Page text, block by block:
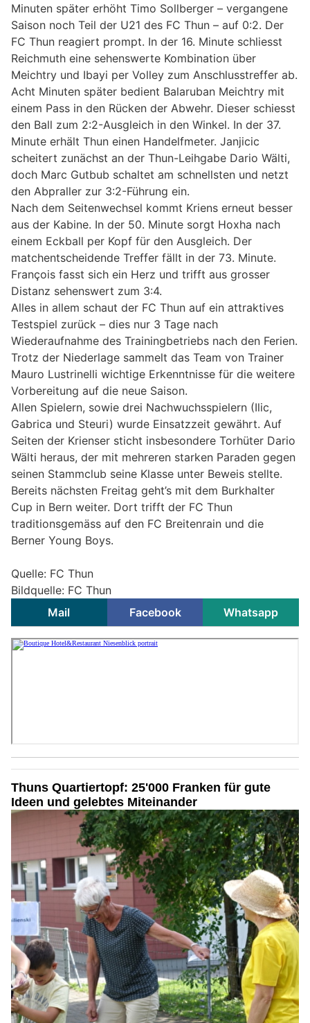
Minuten später erhöht Timo Sollberger – vergangene
Saison noch Teil der U21 des FC Thun – auf 0:2. Der
FC Thun reagiert prompt. In der 16. Minute schliesst
Reichmuth eine sehenswerte Kombination über
Meichtry und Ibayi per Volley zum Anschlusstreffer ab.
Acht Minuten später bedient Balaruban Meichtry mit
einem Pass in den Rücken der Abwehr. Dieser schiesst
den Ball zum 2:2-Ausgleich in den Winkel. In der 37.
Minute erhält Thun einen Handelfmeter. Janjicic
scheitert zunächst an der Thun-Leihgabe Dario Wälti,
doch Marc Gutbub schaltet am schnellsten und netzt
den Abpraller zur 3:2-Führung ein.
Nach dem Seitenwechsel kommt Kriens erneut besser
aus der Kabine. In der 50. Minute sorgt Hoxha nach
einem Eckball per Kopf für den Ausgleich. Der
matchentscheidende Treffer fällt in der 73. Minute.
François fasst sich ein Herz und trifft aus grosser
Distanz sehenswert zum 3:4.
Alles in allem schaut der FC Thun auf ein attraktives
Testspiel zurück – dies nur 3 Tage nach
Wiederaufnahme des Trainingbetriebs nach den Ferien.
Trotz der Niederlage sammelt das Team von Trainer
Mauro Lustrinelli wichtige Erkenntnisse für die weitere
Vorbereitung auf die neue Saison.
Allen Spielern, sowie drei Nachwuchsspielern (Ilic,
Gabrica und Steuri) wurde Einsatzzeit gewährt. Auf
Seiten der Krienser sticht insbesondere Torhüter Dario
Wälti heraus, der mit mehreren starken Paraden gegen
seinen Stammclub seine Klasse unter Beweis stellte.
Bereits nächsten Freitag geht’s mit dem Burkhalter
Cup in Bern weiter. Dort trifft der FC Thun
traditionsgemäss auf den FC Breitenrain und die
Berner Young Boys.
Quelle: FC Thun
Bildquelle: FC Thun
Mail
Facebook Whatsapp
Thuns Quartiertopf: 25'000 Franken für gute
Ideen und gelebtes Miteinander